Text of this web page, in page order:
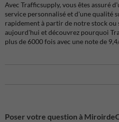
Avec Trafficsupply, vous êtes assuré
service personnalisé et d'une qualité
rapidement à partir de notre stock ou
aujourd'hui et découvrez pourquoi
plus de 6000 fois avec une note de
Poser votre question à